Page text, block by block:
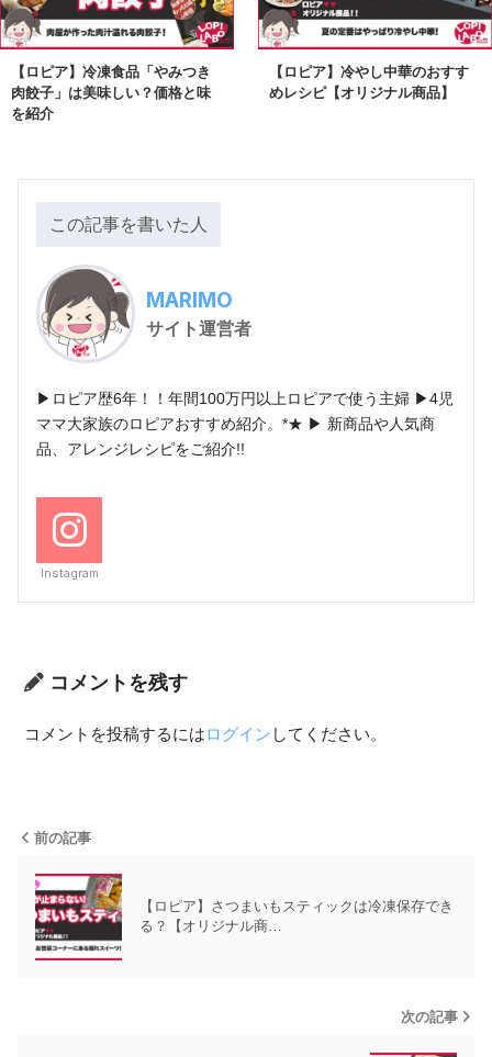
【ロピア】冷凍食品「やみつき
肉餃子」は美味しい？価格と味
を紹介
【ロピア】冷やし中華のおすす
めレシピ【オリジナル商品】
この記事を書いた人
MARIMO
サイト運営者
▶ロピア歴6年！！年間100万円以上ロピアで使う主婦 ▶4児
ママ大家族のロピアおすすめ紹介。*★ ▶ 新商品や人気商
品、アレンジレシピをご紹介!!
Instagram
コメントを残す
コメントを投稿するにはログイン してください。
前の記事
【ロピア】さつまいもスティックは冷凍保存でき
る？【オリジナル商…
次の記事